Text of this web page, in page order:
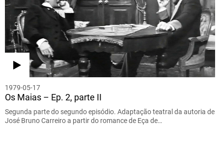
1979-05-17
Os Maias – Ep. 2, parte II
Segunda parte do segundo episódio. Adaptação teatral da autoria de
José Bruno Carreiro a partir do romance de Eça de…